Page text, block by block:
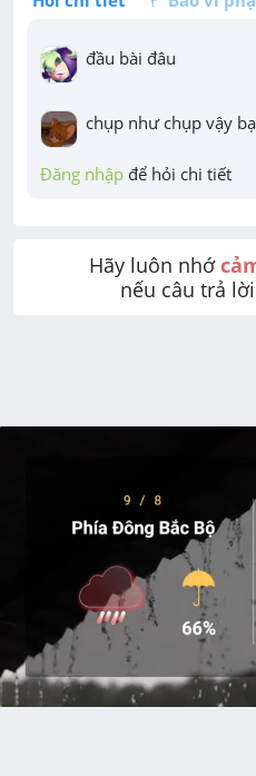
đầu bài đâu
chụp như chụp vậy
Đăng nhập để hỏi chi tiết
Hãy luôn nhớ
nếu câu trả